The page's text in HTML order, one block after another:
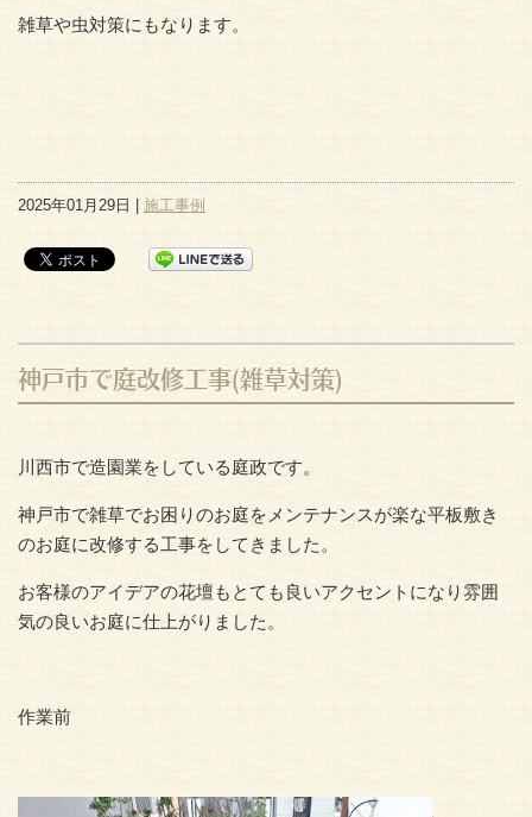
雑草や虫対策にもなります。
2025年01月29日 | 施工事例
神戸市で庭改修工事(雑草対策)
川西市で造園業をしている庭政です。
神戸市で雑草でお困りのお庭をメンテナンスが楽な平板敷き
のお庭に改修する工事をしてきました。
お客様のアイデアの花壇もとても良いアクセントになり雰囲
気の良いお庭に仕上がりました。
作業前